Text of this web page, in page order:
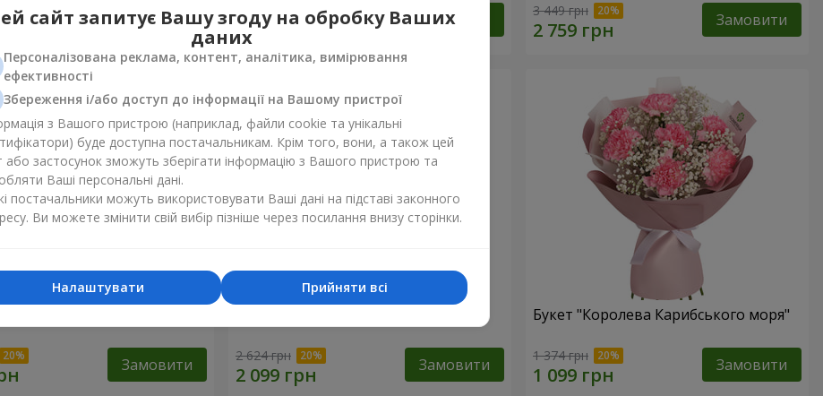
Замовити 1 764 грн Замовити 3 449 грн Замовити
сонце"
Замовити 2 624 грн Замовити
Букет "Королева Карибського моря"
1 374 грн Замовити
сайт запитує Вашу згоду на обробку Ваших
даних
Персоналізована реклама, контент, аналітика, вимірювання
ефективності
Збереження і/або доступ до інформації на Вашому пристрої
з Вашого пристрою (наприклад, файли cookie та унікальні
буде доступна постачальникам. Крім того, вони, а також цей
або застосунок зможуть зберігати інформацію з Вашого пристрою та
Ваші персональні дані.
постачальники можуть використовувати Ваші дані на підставі законного
Ви можете змінити свій вибір пізніше через посилання внизу сторінки.
Прийняти всі
Налаштувати